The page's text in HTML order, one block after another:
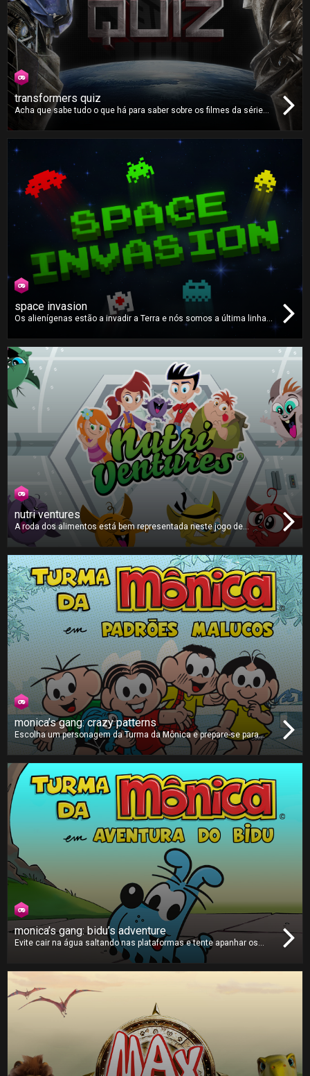
transformers quiz
Acha que sabe tudo o que há para saber sobre os filmes da série
Transformers? Terá finalmente a oportunidade de o provar no
saga, acompanhadas de imagens originais dos filmes.
space invasion
Os alienígenas estão a invadir a Terra e nós somos a última linha
de defesa. Proteja o seu planeta destruindo todos os invasores
os seuspower-upsdevidamente para os derrotar e salvar a Terra!!
nutri ventures
A roda dos alimentos está bem representada neste jogo de
memória da Nutri Ventures. Vire os cartões dos alimentos para
pares corretos mais pontos ganhará. Preencha a sua barra de
alimentação Nutri Power para obter os pontos máximos!
monica’s gang: crazy patterns
Escolha um personagem da Turma da Mônica e prepare-se para
replicar os padrões que aparecem no ecrã. O jogo vai aumentando
que consegue acertar em todas as combinações corretas e
chegar à pontuação máxima?
monica’s gang: bidu’s adventure
Evite cair na água saltando nas plataformas e tente apanhar os
relógios para ganhar mais tempo e continuar a saltar. Será que